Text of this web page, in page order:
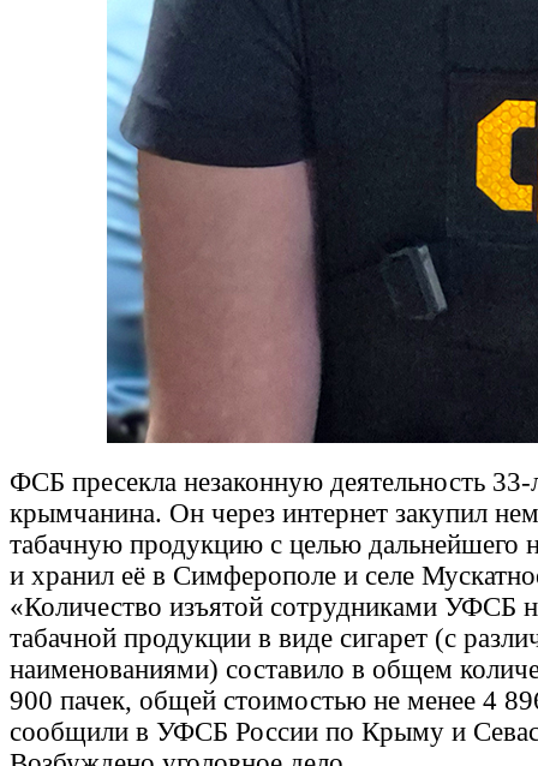
ФСБ пресекла незаконную деятельность 33-
крымчанина. Он через интернет закупил
табачную продукцию с целью дальнейшего
и хранил её в Симферополе и селе
«Количество изъятой сотрудниками УФСБ
табачной продукции в виде сигарет (с
наименованиями) составило в общем
900 пачек, общей стоимостью не менее 4
сообщили в УФСБ России по Крыму и